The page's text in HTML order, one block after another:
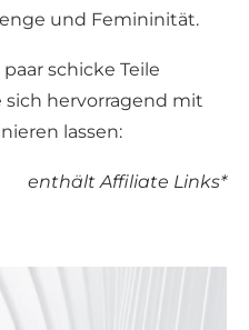
und Femininität.
schicke Teile
hervorragend mit
lassen:
enthält Affiliate Links*